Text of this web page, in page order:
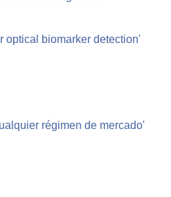
optical biomarker detection'
régimen de mercado'